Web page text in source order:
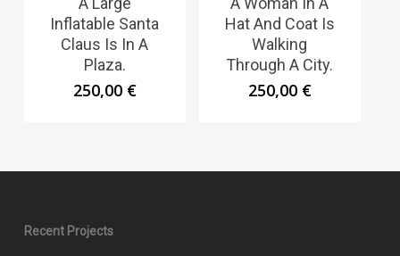
Inflatable Santa
Claus Is In A
Plaza.
250,00 €
Hat And Coat Is
Walking
Through A City.
250,00 €
Recent Projects